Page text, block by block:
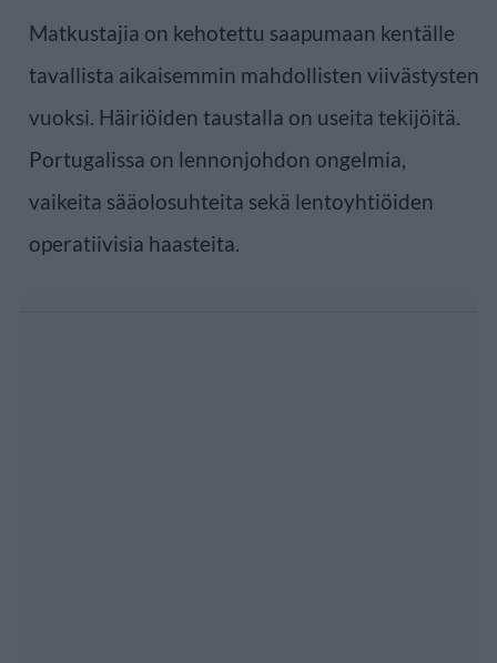
Matkustajia on kehotettu saapumaan kentälle
tavallista aikaisemmin mahdollisten viivästysten
vuoksi. Häiriöiden taustalla on useita tekijöitä.
Portugalissa on lennonjohdon ongelmia,
vaikeita sääolosuhteita sekä lentoyhtiöiden
operatiivisia haasteita.